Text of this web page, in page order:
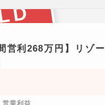
営利268万円】リゾー
営業利益